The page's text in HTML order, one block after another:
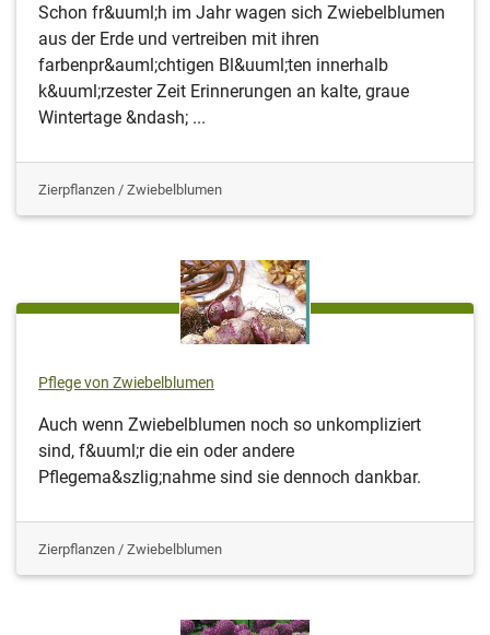
Schon fr&uuml;h im Jahr wagen sich Zwiebelblumen
aus der Erde und vertreiben mit ihren
farbenpr&auml;chtigen Bl&uuml;ten innerhalb
k&uuml;rzester Zeit Erinnerungen an kalte, graue
Wintertage &ndash; ...
Zierpflanzen / Zwiebelblumen
Pflege von Zwiebelblumen
Auch wenn Zwiebelblumen noch so unkompliziert
sind, f&uuml;r die ein oder andere
Pflegema&szlig;nahme sind sie dennoch dankbar.
Zierpflanzen / Zwiebelblumen